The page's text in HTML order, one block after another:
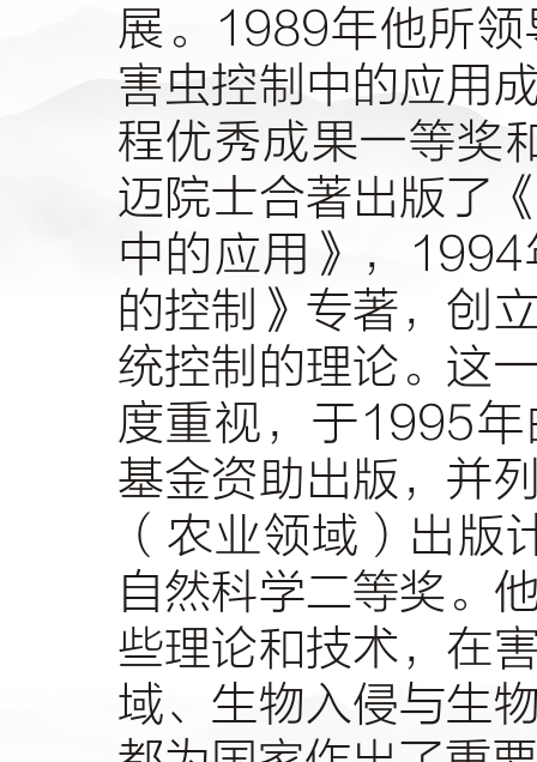
展。
1989年他所
害虫控制中的应用
程优秀成果一等奖
迈院士合著出版了
中的应用》，
1994
的控制》专著，创
统控制的理论。这
度重视，于1995
基金资助出版，并
（农业领域）出版
自然科学二等奖。
些理论和技术，在
域、生物入侵与生